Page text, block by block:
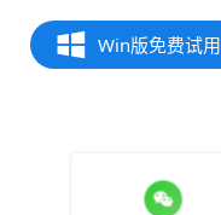
Win版免费试用